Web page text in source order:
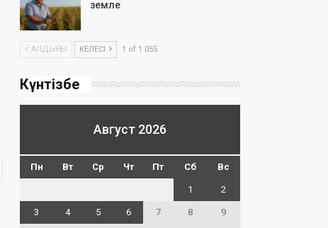
земле
АЛДЫҢҒЫ КЕЛЕСІ 1 of 1 055
Күнтізбе
Август 2026
Пн Вт Ср Чт Пт Сб Вс
1 2
3 4 5 6 7 8 9